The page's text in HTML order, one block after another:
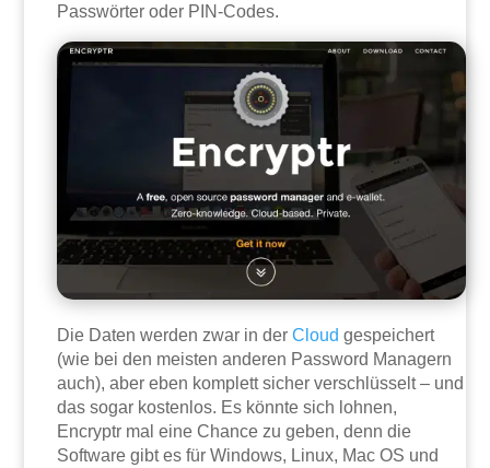
Passwörter oder PIN-Codes.
Die Daten werden zwar in derCloud gespeichert
(wie bei den meisten anderen Password Managern
auch), aber eben komplett sicher verschlüsselt – und
das sogar kostenlos. Es könnte sich lohnen,
Encryptr mal eine Chance zu geben, denn die
Software gibt es für Windows, Linux, Mac OS und